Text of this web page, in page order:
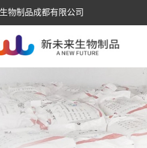
物制品成都有限公司